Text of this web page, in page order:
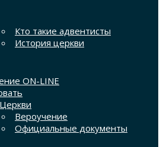
Кто такие адвентисты
История церкви
ON-LINE
Вероучение
Официальные документы